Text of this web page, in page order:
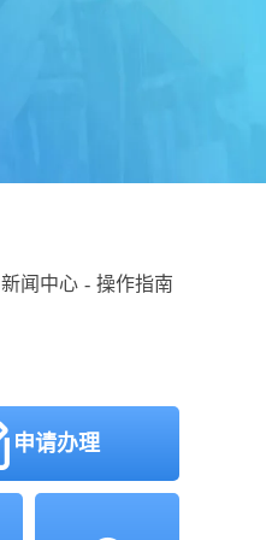
新闻中心 - 操作指南
申请办理